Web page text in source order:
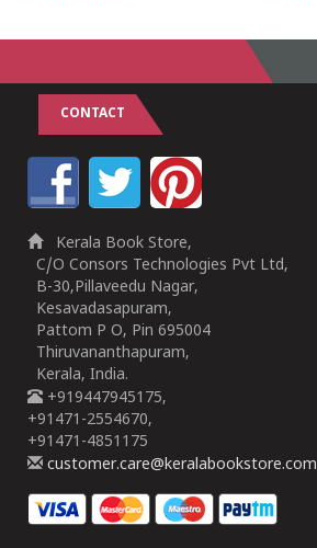
CONTACT
Kerala Book Store,
C/O Consors Technologies Pvt Ltd,
B-30,Pillaveedu Nagar,
Kesavadasapuram,
Pattom P O, Pin 695004
Thiruvananthapuram,
Kerala, India.
+919447945175,
+91471-2554670,
+91471-4851175
customer.care@keralabookstore.com